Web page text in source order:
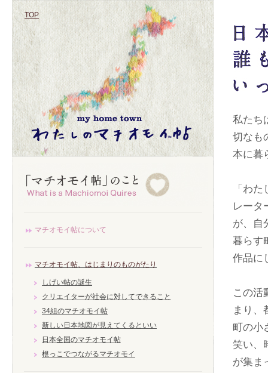
私たち
切なも
本に暮
「わ
レータ
が、自
暮らす
作品に
この活
まり、
町の小
笑い、
が集ま
TOP
マチオモイ帖について
マチオモイ帖、はじまりのものがたり
しげい帖の誕生
クリエイターが社会に対してできること
34組のマチオモイ帖
新しい日本地図が見えてくるといい
日本全国のマチオモイ帖
根っこでつながるマチオモイ